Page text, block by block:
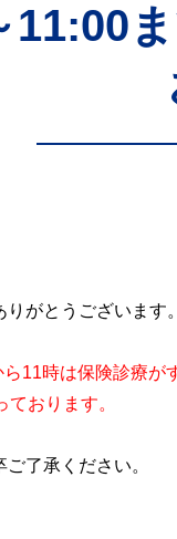
11:00
がとうございます。
11時は保険診療が
おります。
了承ください。